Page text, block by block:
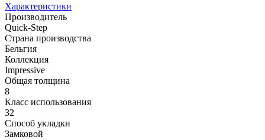
Характеристики
Производитель
Quick-Step
Страна производства
Бельгия
Коллекция
Impressive
Общая толщина
8
Класс использования
32
Способ укладки
Замковой